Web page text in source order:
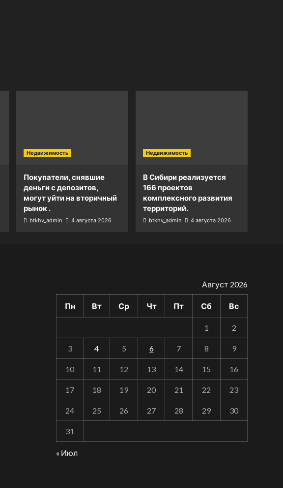
Недвижимость
Покупатели, снявшие
деньги с депозитов,
могут уйти на вторичный
рынок .
btkhv_admin 4 августа 2026
Недвижимость
В Сибири реализуется
166 проектов
комплексного развития
территорий.
btkhv_admin 4 августа 2026
Август 2026
Пн Вт Ср Чт Пт Сб Вс
1 2
3 4 5 6 7 8 9
10 11 12 13 14 15 16
17 18 19 20 21 22 23
24 25 26 27 28 29 30
31
« Июл